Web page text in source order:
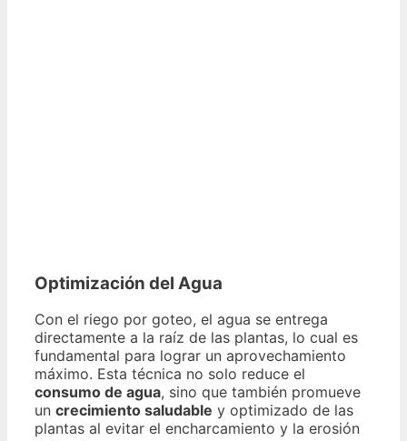
Optimización del Agua
Con el riego por goteo, el agua se entrega
directamente a la raíz de las plantas, lo cual es
fundamental para lograr un aprovechamiento
máximo. Esta técnica no solo reduce el
consumo de agua, sino que también promueve
un crecimiento saludable y optimizado de las
plantas al evitar el encharcamiento y la erosión